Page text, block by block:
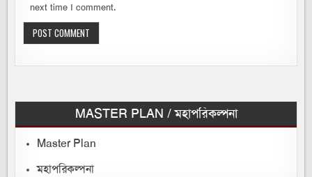
next time I comment.
MASTER PLAN / মহাপরিকল্পনা
Master Plan
মহাপরিকল্পনা